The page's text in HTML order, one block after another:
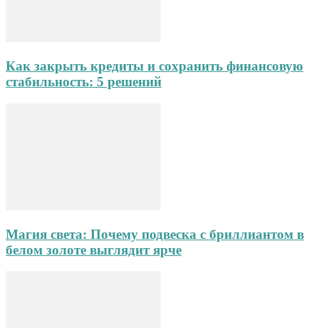
Как закрыть кредиты и сохранить финансовую
стабильность: 5 решений
Магия света: Почему подвеска с бриллиантом в
белом золоте выглядит ярче